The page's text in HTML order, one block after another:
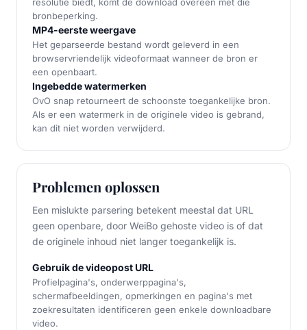
bronbeperking.
MP4-eerste weergave
Het geparseerde bestand wordt geleverd in een
browservriendelijk videoformaat wanneer de bron er
een openbaart.
Ingebedde watermerken
OvO snap retourneert de schoonste toegankelijke bron.
Als er een watermerk in de originele video is gebrand,
kan dit niet worden verwijderd.
Problemen oplossen
Een mislukte parsering betekent meestal dat URL
geen openbare, door WeiBo gehoste video is of dat
de originele inhoud niet langer toegankelijk is.
Gebruik de videopost URL
Profielpagina's, onderwerppagina's,
schermafbeeldingen, opmerkingen en pagina's met
zoekresultaten identificeren geen enkele downloadbare
video.